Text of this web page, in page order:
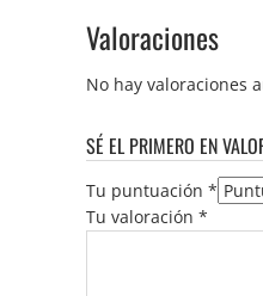
Valoraciones
No hay valoraciones
SÉ EL PRIMERO EN
Tu puntuación *
Tu valoración *